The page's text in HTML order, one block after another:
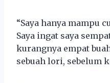
“Saya hanya mampu
Saya ingat saya
kurangnya empat
sebuah lori, sebelum